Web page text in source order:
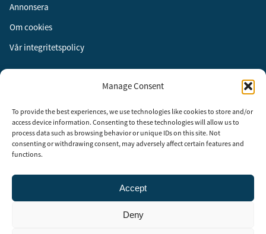
Manage Consent
To provide the best experiences, we use technologies like cookies to store and/or
access device information. Consenting to these technologies will allow us to
process data such as browsing behavior or unique IDs on this site. Not
consenting or withdrawing consent, may adversely affect certain features and
functions.
Accept
Deny
Annonsera
Om cookies
Vår integritetspolicy
Instagram
LinkedIn
Säkerhet år 2003 för att stimulera, utveckla och informera om